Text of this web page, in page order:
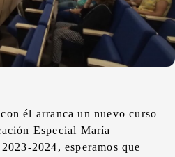
él arranca un nuevo curso
Especial María
2024, esperamos que